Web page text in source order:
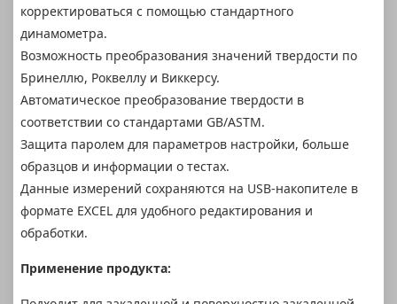
корректироваться с помощью стандартного
динамометра.
Возможность преобразования значений твердости по
Бринеллю, Роквеллу и Виккерсу.
Автоматическое преобразование твердости в
соответствии со стандартами GB/ASTM.
Защита паролем для параметров настройки, больше
образцов и информации о тестах.
Данные измерений сохраняются на USB-накопителе в
формате EXCEL для удобного редактирования и
обработки.
Применение продукта: